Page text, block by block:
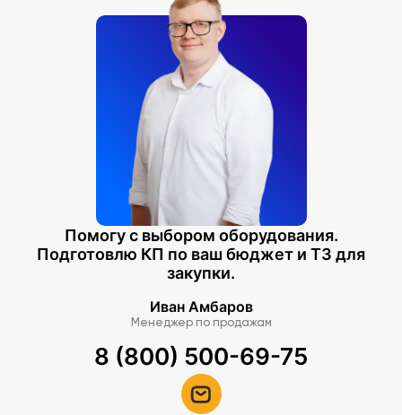
Помогу с выбором оборудования.
Подготовлю КП по ваш бюджет и ТЗ для
закупки.
Иван Амбаров
Менеджер по продажам
8 (800) 500-69-75